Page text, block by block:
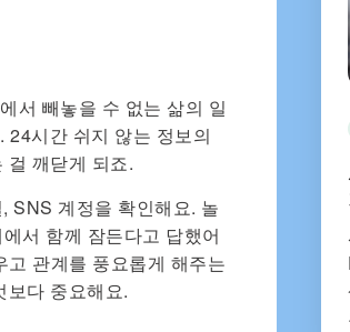
서 빼놓을 수 없는 삶의 일
24시간 쉬지 않는 정보의
걸 깨닫게 되죠.
SNS 계정을 확인해요. 놀
서 함께 잠든다고 답했어
관계를 풍요롭게 해주는
보다 중요해요.